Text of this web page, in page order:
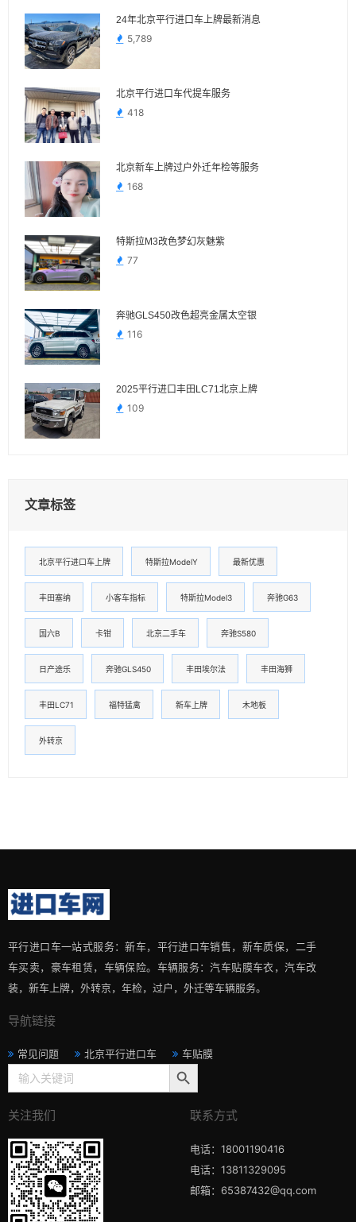
24年北京平行进口车上牌最新消息
5,789
北京平行进口车代提车服务
418
北京新车上牌过户外迁年检等服务
168
特斯拉M3改色梦幻灰魅紫
77
奔驰GLS450改色超亮金属太空银
116
2025平行进口丰田LC71北京上牌
109
文章标签
北京平行进口车上牌 特斯拉ModelY 最新优惠
丰田塞纳 小客车指标 特斯拉Model3 奔驰G63
国六B 卡钳 北京二手车 奔驰S580
日产途乐 奔驰GLS450 丰田埃尔法 丰田海狮
丰田LC71 福特猛禽 新车上牌 木地板
外转京
平行进口车一站式服务：新车，平行进口车销售，新车质保，二手
车买卖，豪车租赁，车辆保险。车辆服务：汽车贴膜车衣，汽车改
装，新车上牌，外转京，年检，过户，外迁等车辆服务。
导航链接
常见问题 北京平行进口车
车贴膜
Search
for:
搜索按钮
关注我们 联系方式
电话：18001190416
电话：13811329095
邮箱：65387432@qq.com